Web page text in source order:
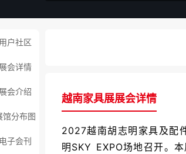
户社区
会详情
会介绍
馆分布图
子会刊
越南家具展展会详情
2027越南胡志明家具及配
明SKY EXPO场地召开。